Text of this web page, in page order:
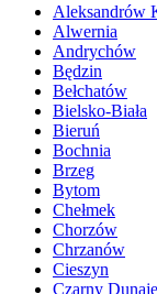
Aleksandrów
Alwernia
Andrychów
Będzin
Bełchatów
Bielsko-Biała
Bieruń
Bochnia
Brzeg
Bytom
Chełmek
Chorzów
Chrzanów
Cieszyn
Czarny